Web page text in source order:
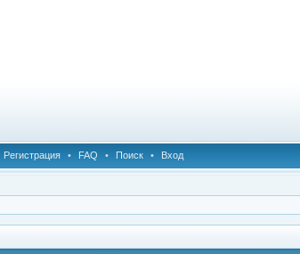
Регистрация • FAQ • Поиск • Вход